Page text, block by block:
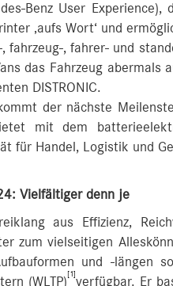
Benz User
‚aufs Wort‘ und
fahrzeug-, fahrer- und
das Fahrzeug abermals
DISTRONIC.
der nächste
mit dem
für Handel, Logistik und
Vielfältiger denn je
aus Effizienz,
zum vielseitigen
und -längen
(WLTP)
[1]
verfügbar. Er